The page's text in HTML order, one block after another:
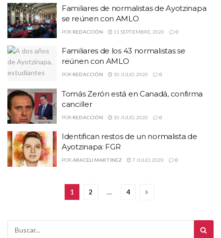
Familiares de normalistas de Ayotzinapa
se reúnen con AMLO
POR REDACCIÓN 11 SEPTIEMBRE, 2020 0
Familiares de los 43 normalistas se
reúnen con AMLO
POR REDACCIÓN 10 JULIO, 2020 0
Tomás Zerón está en Canadá, confirma
canciller
POR REDACCIÓN 10 JULIO, 2020 0
Identifican restos de un normalista de
Ayotzinapa: FGR
POR ARACELI MARTINEZ 7 JULIO, 2020 0
1 2 … 4